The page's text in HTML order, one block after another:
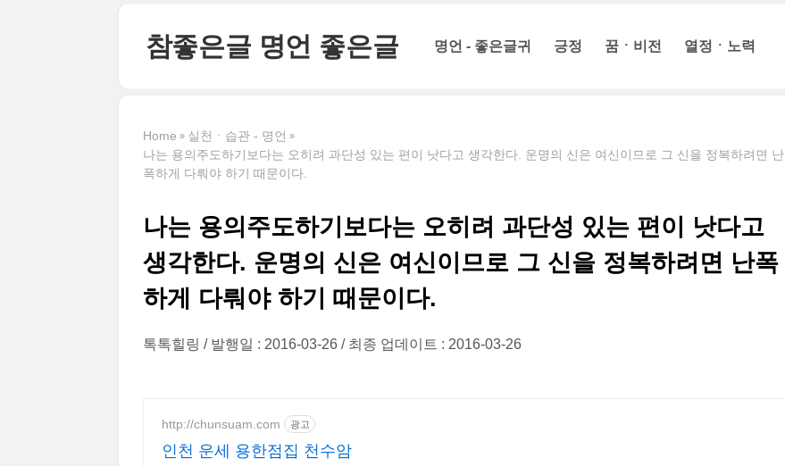
참좋은글 명언 좋은글 명언 - 좋은글귀 긍정 꿈ㆍ비전 열정ㆍ노력
Home
실천ㆍ습관 - 명언
나는 용의주도하기보다는 오히려 과단성 있는 편이 낫다고 생각한다. 운명의 신은 여신이므로 그 신을 정복하려면 난
폭하게 다뤄야 하기 때문이다.
나는 용의주도하기보다는 오히려 과단성 있는 편이 낫다고
생각한다. 운명의 신은 여신이므로 그 신을 정복하려면 난폭
하게 다뤄야 하기 때문이다.
톡톡힐링 발행일 : 2016-03-26 최종 업데이트 : 2016-03-26
http://chunsuam.com 광고
인천 운세 용한점집 천수암